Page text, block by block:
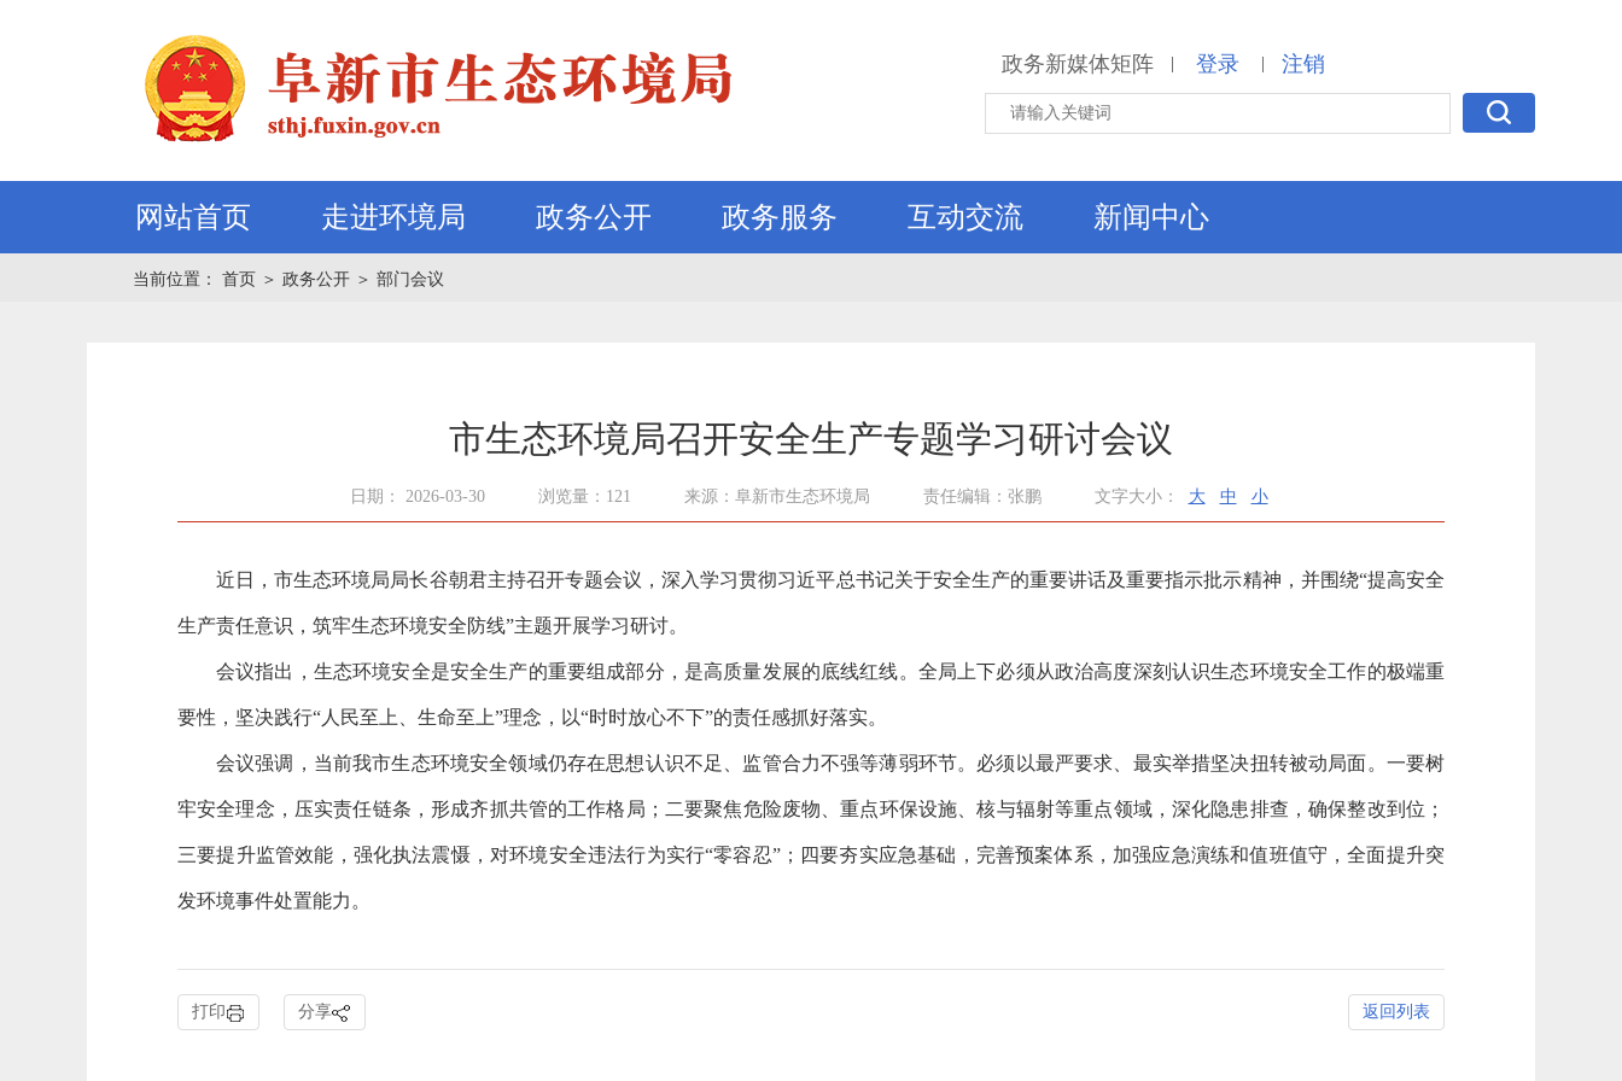
政务新媒体矩阵 | 登录 | 注销
网站首页 走进环境局 政务公开 政务服务 互动交流 新闻中心
当前位置： 首页 ＞ 政务公开 ＞ 部门会议
市生态环境局召开安全生产专题学习研讨会议
日期： 2026-03-30 浏览量：121 来源：阜新市生态环境局 责任编辑：张鹏 文字大小： 大 中 小
近日，市生态环境局局长谷朝君主持召开专题会议，深入学习贯彻习近平总书记关于安全生产的重要讲话及重要指示批示精神，并围绕“提高安全
生产责任意识，筑牢生态环境安全防线”主题开展学习研讨。
会议指出，生态环境安全是安全生产的重要组成部分，是高质量发展的底线红线。全局上下必须从政治高度深刻认识生态环境安全工作的极端重
要性，坚决践行“人民至上、生命至上”理念，以“时时放心不下”的责任感抓好落实。
会议强调，当前我市生态环境安全领域仍存在思想认识不足、监管合力不强等薄弱环节。必须以最严要求、最实举措坚决扭转被动局面。一要树
牢安全理念，压实责任链条，形成齐抓共管的工作格局；二要聚焦危险废物、重点环保设施、核与辐射等重点领域，深化隐患排查，确保整改到位；
三要提升监管效能，强化执法震慑，对环境安全违法行为实行“零容忍”；四要夯实应急基础，完善预案体系，加强应急演练和值班值守，全面提升突
发环境事件处置能力。
打印 分享 返回列表